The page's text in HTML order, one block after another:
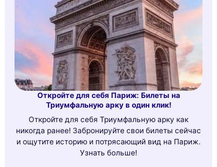
Откройте для себя Париж: Билеты на
Триумфальную арку в один клик!
Откройте для себя Триумфальную арку как
никогда ранее! Забронируйте свои билеты сейчас
и ощутите историю и потрясающий вид на Париж.
Узнать больше!